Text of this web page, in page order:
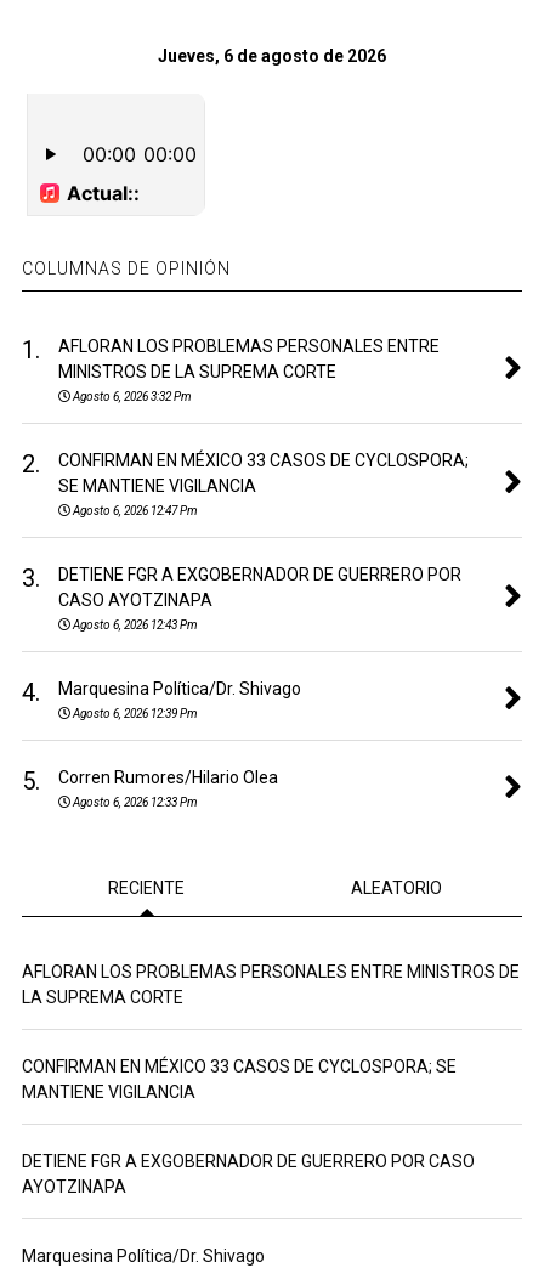
Jueves, 6 de agosto de 2026
COLUMNAS DE OPINIÓN
1.
AFLORAN LOS PROBLEMAS PERSONALES ENTRE
MINISTROS DE LA SUPREMA CORTE
Agosto 6, 2026 3:32 Pm
2.
CONFIRMAN EN MÉXICO 33 CASOS DE CYCLOSPORA;
SE MANTIENE VIGILANCIA
Agosto 6, 2026 12:47 Pm
3.
DETIENE FGR A EXGOBERNADOR DE GUERRERO POR
CASO AYOTZINAPA
Agosto 6, 2026 12:43 Pm
4. Marquesina Política/Dr. Shivago
Agosto 6, 2026 12:39 Pm
5. Corren Rumores/Hilario Olea
Agosto 6, 2026 12:33 Pm
RECIENTE ALEATORIO
AFLORAN LOS PROBLEMAS PERSONALES ENTRE MINISTROS DE
LA SUPREMA CORTE
CONFIRMAN EN MÉXICO 33 CASOS DE CYCLOSPORA; SE
MANTIENE VIGILANCIA
DETIENE FGR A EXGOBERNADOR DE GUERRERO POR CASO
AYOTZINAPA
Marquesina Política/Dr. Shivago